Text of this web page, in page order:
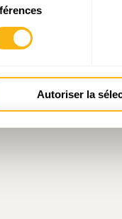
Autoriser la